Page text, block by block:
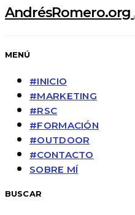
AndrésRomero.org
MENÚ
#INICIO
#MARKETING
#RSC
#FORMACIÓN
#OUTDOOR
#CONTACTO
SOBRE MÍ
BUSCAR